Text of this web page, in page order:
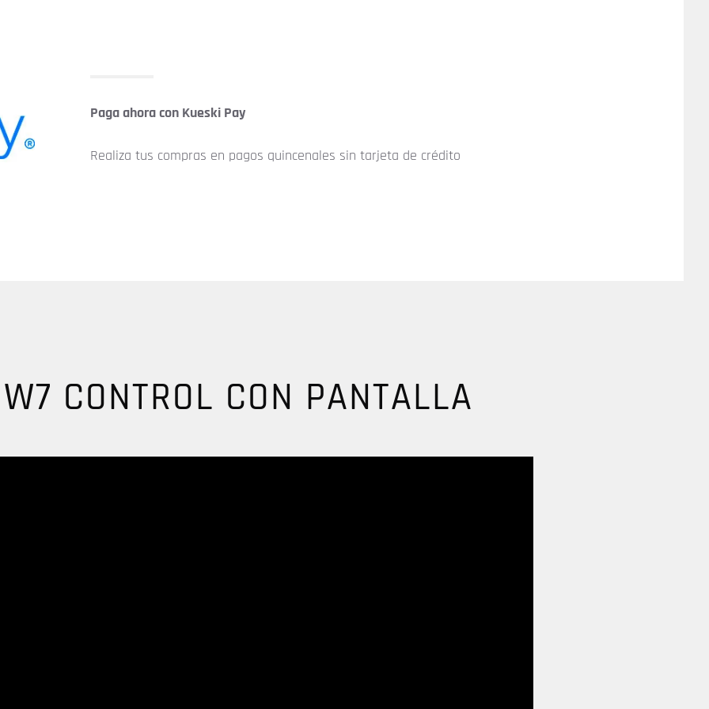
Paga ahora con Kueski Pay
Realiza tus compras en pagos quincenales sin tarjeta de crédito
CONTROL CON PANTALLA